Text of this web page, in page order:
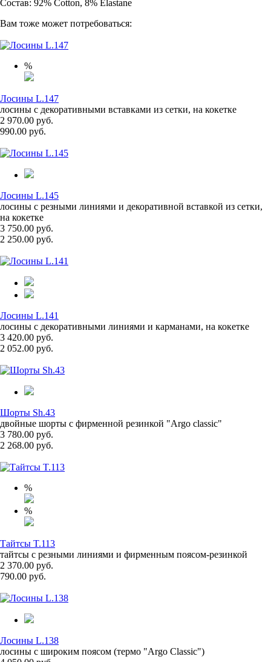
Состав: 92% Cotton, 8% Elastane
Вам тоже может потребоваться:
%
Лосины L.147
лосины с декоративными вставками из сетки, на кокетке
2 970.00 руб.
990.00 руб.
Лосины L.145
лосины с резными линиями и декоративной вставкой из сетки,
на кокетке
3 750.00 руб.
2 250.00 руб.
Лосины L.141
лосины с декоративными линиями и карманами, на кокетке
3 420.00 руб.
2 052.00 руб.
Шорты Sh.43
двойные шорты с фирменной резинкой "Argo classic"
3 780.00 руб.
2 268.00 руб.
%
%
Тайтсы T.113
тайтсы с резными линиями и фирменным поясом-резинкой
2 370.00 руб.
790.00 руб.
Лосины L.138
лосины с широким поясом (термо "Argo Classic")